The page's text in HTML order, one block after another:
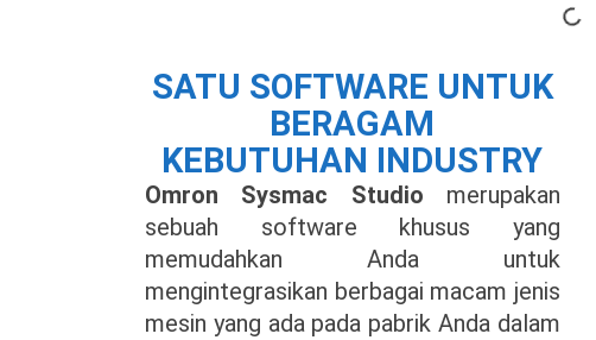
SATU SOFTWARE UNTUK
BERAGAM
KEBUTUHAN INDUSTRY
Omron Sysmac Studio merupakan
sebuah software khusus yang
memudahkan Anda untuk
mengintegrasikan berbagai macam jenis
mesin yang ada pada pabrik Anda dalam